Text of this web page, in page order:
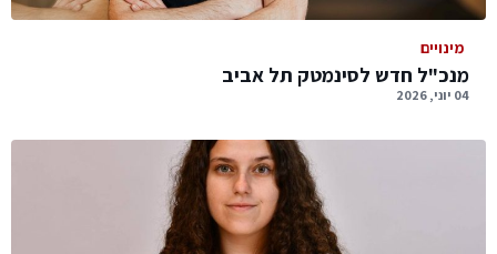
מינויים
מנכ"ל חדש לסינמטק תל אביב
04 יוני, 2026